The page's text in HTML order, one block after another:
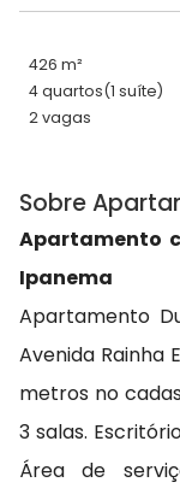
426 m²
4 quartos(1 suíte)
2 vagas
Sobre
Apartamento
Ipanema
Apartamento
Avenida Rainha
metros no
3 salas.
Área de